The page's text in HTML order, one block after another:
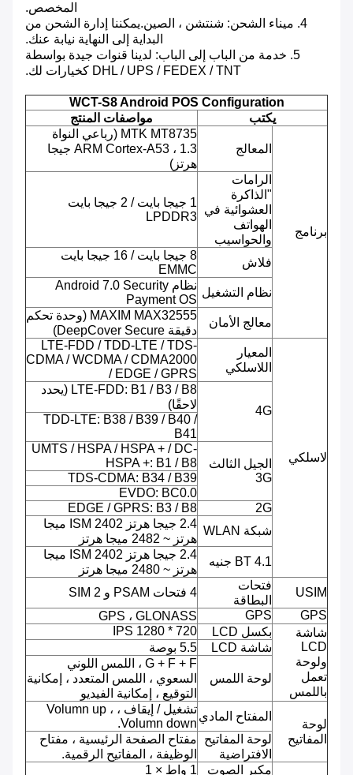
المخصص.
4. ميناء الشحن: شنتشن ، الصين.يمكننا إدارة الشحن من
البداية إلى النهاية نيابة عنك.
5. خدمة من الباب إلى الباب: لدينا قنوات جيدة بواسطة
DHL / UPS / FEDEX / TNT كخيارات لك.
WCT-S8 Android POS Configuration
يكتب
مواصفات المنتج
برنامج
المعالج
MTK MT8735 (رباعي النواة
ARM Cortex-A53 ، 1.3 جيجا
هرتز)
الرامات
"الذاكرة
العشوائية في
الهواتف
والحواسيب
1 جيجا بايت / 2 جيجا بايت
LPDDR3
فلاش
8 جيجا بايت / 16 جيجا بايت
EMMC
نظام التشغيل
نظام Android 7.0 Security
Payment OS
معالج الأمان
MAXIM MAX32555 (وحدة تحكم
دقيقة DeepCover Secure)
لاسلكي
المعيار
اللاسلكي
LTE-FDD / TDD-LTE / TDS-
CDMA / WCDMA / CDMA2000
/ EDGE / GPRS
4G
LTE-FDD: B1 / B3 / B8 (يحدد
لاحقًا)
TDD-LTE: B38 / B39 / B40 /
B41
الجيل الثالث
3G
UMTS / HSPA / HSPA + / DC-
HSPA +: B1 / B8
TDS-CDMA: B34 / B39
EVDO: BC0.0
2G
EDGE / GPRS: B3 / B8
شبكة WLAN
2.4 جيجا هرتز ISM 2402 ميجا
هرتز ~ 2482 ميجا هرتز
BT 4.1 جنيه
2.4 جيجا هرتز ISM 2402 ميجا
هرتز ~ 2480 ميجا هرتز
USIM
فتحات
البطاقة
4 فتحات PSAM و 2 SIM
GPS
GPS
GPS ، GLONASS
شاشة
LCD
ولوحة
تعمل
باللمس
بكسل LCD
720 * 1280 IPS
شاشة LCD
5.5 بوصة
لوحة اللمس
G + F + F ، اللمس اللوني
السعوي ، اللمس المتعدد ، إمكانية
التوقيع ، إمكانية الفيديو
لوحة
المفاتيح
المفتاح المادي
تشغيل / إيقاف ، Volumn up ،
Volumn down.
لوحة المفاتيح
الافتراضية
مفتاح الصفحة الرئيسية ، مفتاح
الوظيفة ، المفاتيح الرقمية.
مكبر الصوت
1 واط × 1